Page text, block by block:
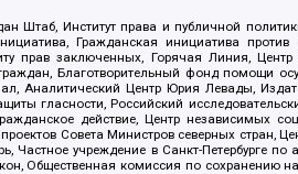
Штаб, Институт права и публичной
Гражданская инициатива против
прав заключенных, Горячая Линия,
Благотворительный фонд помощи
Аналитический Центр Юрия Левады,
гласности, Российский
действие, Центр независимых
Совета Министров северных стран,
учреждение в Санкт-Петербурге по
Общественная комиссия по сохранению